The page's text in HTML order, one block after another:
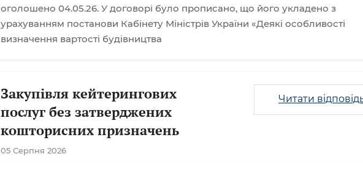
оголошено 04.05.26. У договорі було прописано, що його укладено з
урахуванням постанови Кабінету Міністрів України «Деякі особливості
визначення вартості будівництва
Закупівля кейтерингових
послуг без затверджених
кошторисних призначень
05 Серпня 2026
Читати